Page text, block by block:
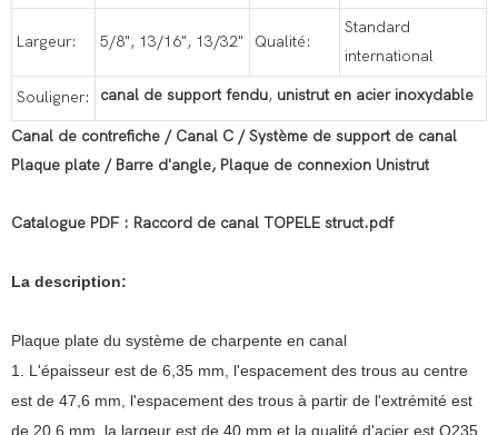
Largeur: 5/8", 13/16", 13/32" Qualité:
Standard
international
Souligner: canal de support fendu, unistrut en acier inoxydable
Canal de contrefiche / Canal C / Système de support de canal
Plaque plate / Barre d'angle, Plaque de connexion Unistrut
Catalogue PDF : Raccord de canal TOPELE struct.pdf
La description:
Plaque plate du système de charpente en canal
1. L'épaisseur est de 6,35 mm, l'espacement des trous au centre
est de 47,6 mm, l'espacement des trous à partir de l'extrémité est
de 20,6 mm, la largeur est de 40 mm et la qualité d'acier est Q235